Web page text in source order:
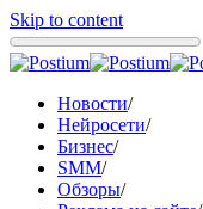
Skip to content
Новости/
Нейросети/
Бизнес/
SMM/
Обзоры/